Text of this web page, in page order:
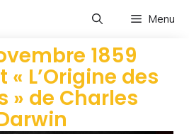
Menu
1859
L’Origine des
» de Charles